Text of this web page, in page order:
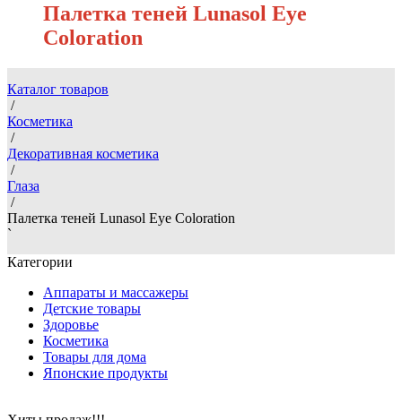
Палетка теней Lunasol Eye
Coloration
Каталог товаров
/
Косметика
/
Декоративная косметика
/
Глаза
/
Палетка теней Lunasol Eye Coloration
`
Категории
Аппараты и массажеры
Детские товары
Здоровье
Косметика
Товары для дома
Японские продукты